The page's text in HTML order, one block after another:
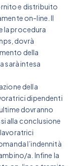
e distribuito
on-line. Il
la procedura
dovrà
della
sarà intesa
della
dipendenti
dovranno
alla conclusione
l’indennità
a. Infine la